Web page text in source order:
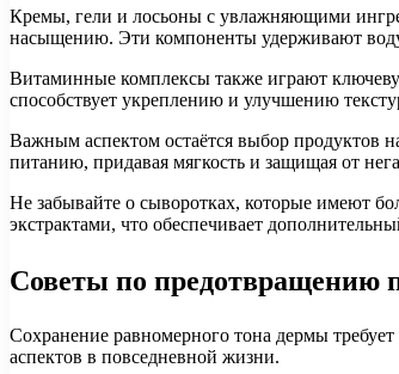
Кремы, гели и лосьоны с увлажняющими
насыщению. Эти компоненты удерживают воду
Витаминные комплексы также играют
способствует укреплению и улучшению
Важным аспектом остаётся выбор продуктов
питанию, придавая мягкость и защищая от
Не забывайте о сыворотках, которые имеют
экстрактами, что обеспечивает
Советы по предотвращению
Сохранение равномерного тона дермы
аспектов в повседневной жизни.